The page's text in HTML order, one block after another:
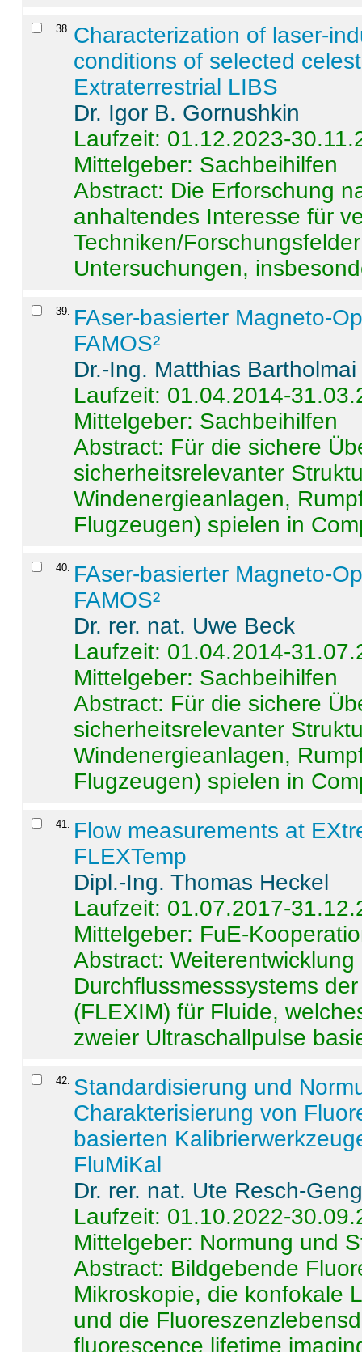
38. Characterization of laser-
conditions of selected
Extraterrestrial LIBS
Dr. Igor B. Gornushkin
Laufzeit: 01.12.2023-
Mittelgeber: Sachbeihilfen
Abstract: Die Erforschung
anhaltendes Interesse für
Techniken/
Untersuchungen,
39. FAser-basierter Magneto-
FAMOS²
Dr.-Ing. Matthias Bartholmai
Laufzeit: 01.04.2014-
Mittelgeber: Sachbeihilfen
Abstract: Für die sichere
sicherheitsrelevanter
Windenergieanlagen,
Flugzeugen) spielen in
40. FAser-basierter Magneto-
FAMOS²
Dr. rer. nat. Uwe Beck
Laufzeit: 01.04.2014-
Mittelgeber: Sachbeihilfen
Abstract: Für die sichere
sicherheitsrelevanter
Windenergieanlagen,
Flugzeugen) spielen in
41. Flow measurements at
FLEXTemp
Dipl.-Ing. Thomas Heckel
Laufzeit: 01.07.2017-
Mittelgeber: FuE-
Abstract:
Durchflussmesssystems
(FLEXIM) für Fluide,
zweier Ultraschallpulse
42. Standardisierung und
Charakterisierung von
basierten
FluMiKal
Dr. rer. nat. Ute Resch-
Laufzeit: 01.10.2022-
Mittelgeber: Normung und
Abstract: Bildgebende
Mikroskopie, die konfokale
und die
fluorescence lifetime